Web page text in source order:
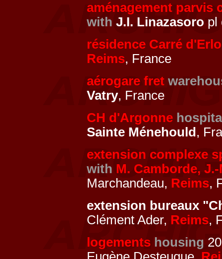
aménagement parvis
with J.I. Linazasoro pl
résidence Carré
Reims, France
aérogare fret
Vatry, France
CH d'Argonne
Sainte Ménehould ,
extension complexe
with M. Camborde,
Marchandeau, Reims,
extension bureaux
Clément Ader, Reims,
logements housing